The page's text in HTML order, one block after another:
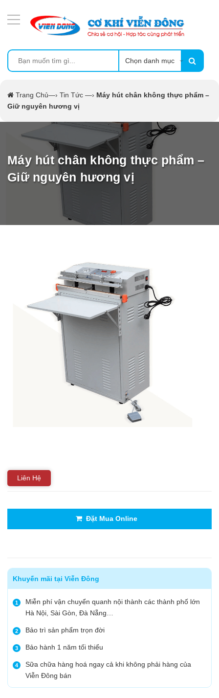
Chọn danh mục
Trang Chủ—› Tin Tức —› Máy hút chân không thực phẩm –
Giữ nguyên hương vị
Máy hút chân không thực phẩm –
Giữ nguyên hương vị
Liên Hệ
Đặt Mua Online
Khuyến mãi tại Viễn Đông
1
Miễn phí vận chuyển quanh nội thành các thành phố lớn
Hà Nội, Sài Gòn, Đà Nẵng…
2 Bảo trì sản phẩm trọn đời
3 Bảo hành 1 năm tối thiểu
4
Sữa chữa hàng hoá ngay cả khi không phải hàng của
Viễn Đông bán
MÁY ÉP MÍA TẠO BỌT
MÁY RỬA BÁT SIÊU ÂM
MÁY SẤY THỰC PHẨM CÔNG NGHIỆP
CẨM NANG
THIẾT BỊ NHÀ BẾP
THIẾT BỊ NHÀ BẾP CAO CẤP
MÁY CHẾ BIẾN NÔNG SẢN
THIẾT BỊ LÀM ĐỒ ĂN NHANH
THIẾT BỊ LÀM BÁNH
MÁY ĐÓNG GÓI THỰC PHẨM